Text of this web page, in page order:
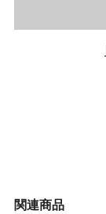
関連商品